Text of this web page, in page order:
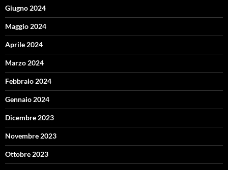
Giugno 2024
Maggio 2024
Aprile 2024
Marzo 2024
Febbraio 2024
Gennaio 2024
Dicembre 2023
Novembre 2023
Ottobre 2023